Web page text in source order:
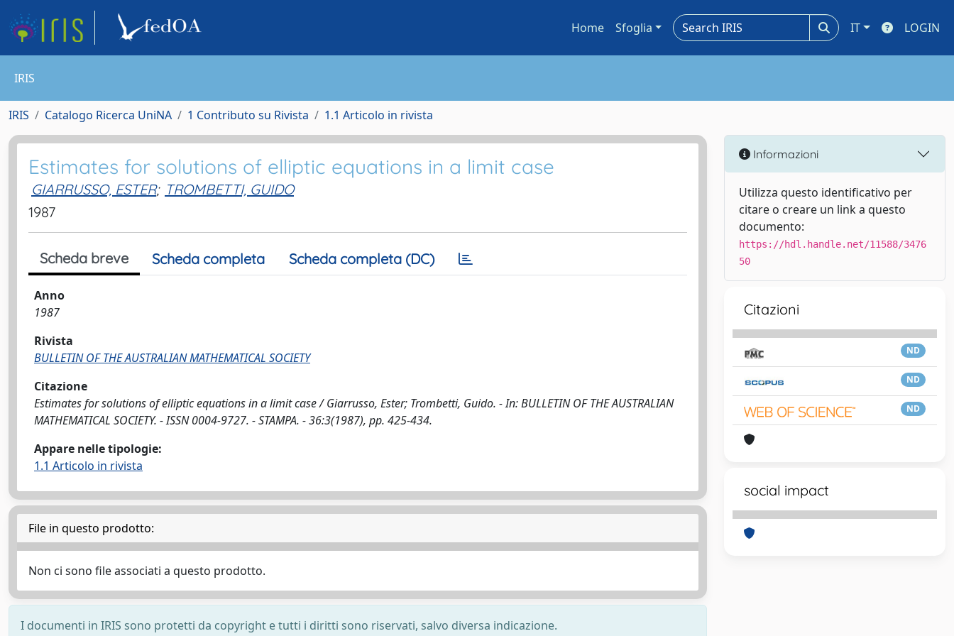
Home Sfoglia IT LOGIN
IRIS
IRIS Catalogo Ricerca UniNA 1 Contributo su Rivista 1.1 Articolo in rivista
Estimates for solutions of elliptic equations in a limit case
GIARRUSSO, ESTER; TROMBETTI, GUIDO
1987
Scheda breve Scheda completa Scheda completa (DC)
Anno
1987
Rivista
BULLETIN OF THE AUSTRALIAN MATHEMATICAL SOCIETY
Citazione
Estimates for solutions of elliptic equations in a limit case / Giarrusso, Ester; Trombetti, Guido. - In: BULLETIN OF THE AUSTRALIAN
MATHEMATICAL SOCIETY. - ISSN 0004-9727. - STAMPA. - 36:3(1987), pp. 425-434.
Appare nelle tipologie:
1.1 Articolo in rivista
File in questo prodotto:
Non ci sono file associati a questo prodotto.
I documenti in IRIS sono protetti da copyright e tutti i diritti sono riservati, salvo diversa indicazione.
Informazioni
Utilizza questo identificativo per
citare o creare un link a questo
documento:
https://hdl.handle.net/11588/3476
50
Citazioni
ND
ND
ND
social impact